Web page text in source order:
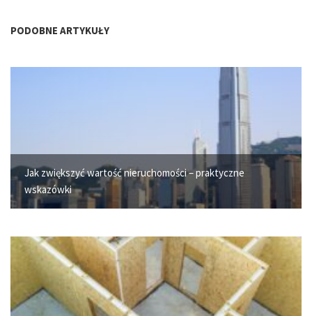
PODOBNE ARTYKUŁY
Jak zwiększyć wartość nieruchomości – praktyczne
wskazówki